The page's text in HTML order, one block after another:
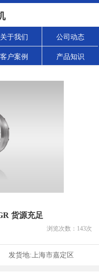
关于我们 公司动态
客户案例 产品知识
货源充足
浏览次数： 143次
发货地: 上海市嘉定区